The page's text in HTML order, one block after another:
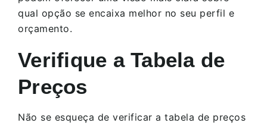
qual opção se encaixa melhor no seu perfil e
orçamento.
Verifique a Tabela de
Preços
Não se esqueça de verificar a tabela de preços